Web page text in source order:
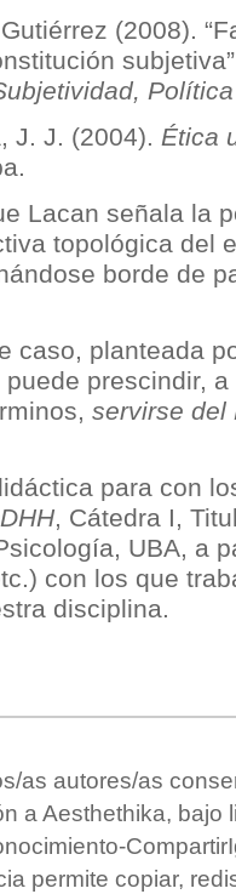
(2008).
J. J. (2004). Ética
Lacan señala la
topológica del
borde de
caso, planteada
prescindir,
servirse del
para con
, Cátedra I,
UBA, a
con los que
disciplina.
as autores/as
a Aesthethika, bajo
permite copiar,